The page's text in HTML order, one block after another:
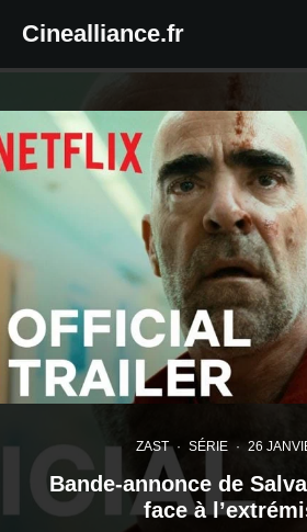
Cinealliance.fr
ZAST · SÉRIE · 26
Bande-annonce de
face à